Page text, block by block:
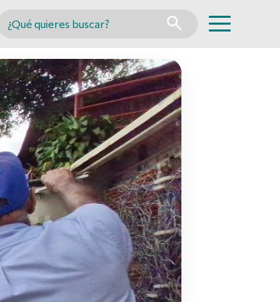
Buscar en MINCYT